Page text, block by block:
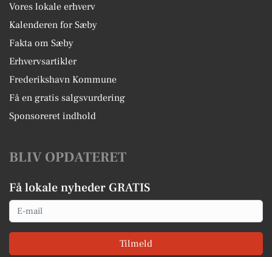
Vores lokale erhverv
Kalenderen for Sæby
Fakta om Sæby
Erhvervsartikler
Frederikshavn Kommune
Få en gratis salgsvurdering
Sponsoreret indhold
BLIV OPDATERET
Få lokale nyheder GRATIS
Email
Tilmeld